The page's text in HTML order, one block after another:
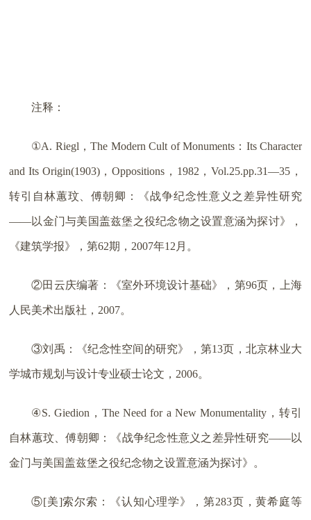
注释：
①A. Riegl，The Modern Cult of Monuments：Its Character
and Its Origin(1903)，Oppositions，1982，Vol.25.pp.31—35，
转引自林蕙玟、傅朝卿：《战争纪念性意义之差异性研究
——以金门与美国盖兹堡之役纪念物之设置意涵为探讨》，
《建筑学报》，第62期，2007年12月。
②田云庆编著：《室外环境设计基础》，第96页，上海
人民美术出版社，2007。
③刘禹：《纪念性空间的研究》，第13页，北京林业大
学城市规划与设计专业硕士论文，2006。
④S. Giedion，The Need for a New Monumentality，转引
自林蕙玟、傅朝卿：《战争纪念性意义之差异性研究——以
金门与美国盖兹堡之役纪念物之设置意涵为探讨》。
⑤[美]索尔索：《认知心理学》，第283页，黄希庭等